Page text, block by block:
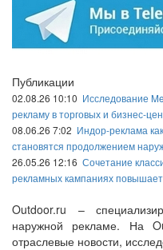
Публикации
02.08.26 10:10 Исследование
рекламу в торговых и бизнес-
08.06.26 7:02 Индор-реклама
становятся продолжением
26.05.26 12:16 Сочетание
рекламных кампаниях
Outdoor.ru –
наружной рекламе. На
отраслевые новости,